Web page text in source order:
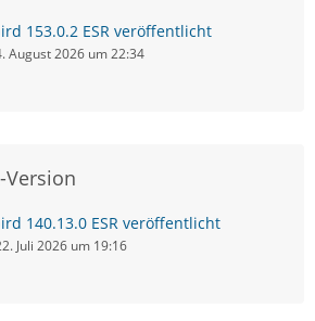
153.0.2 ESR veröffentlicht
August 2026 um 22:34
Version
140.13.0 ESR veröffentlicht
Juli 2026 um 19:16